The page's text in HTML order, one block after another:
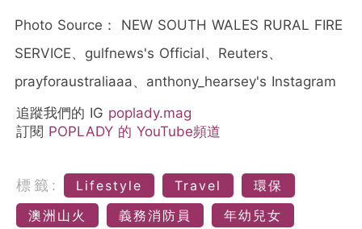
Photo Source： NEW SOUTH WALES RURAL FIRE
SERVICE、gulfnews's Official、Reuters、
prayforaustraliaaa、anthony_hearsey's Instagram
追蹤我們的 IG poplady.mag
訂閱 POPLADY 的 YouTube頻道
標籤: Lifestyle Travel
環保
澳洲山火
義務消防員
年幼兒女